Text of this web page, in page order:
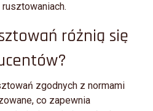
różnią się
zgodnych z normami
co zapewnia